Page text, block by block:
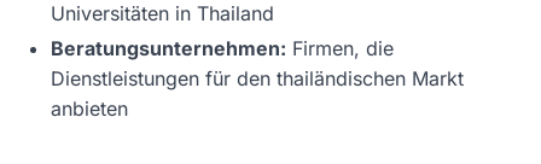
Universitäten in Thailand
Beratungsunternehmen: Firmen, die
Dienstleistungen für den thailändischen Markt
anbieten